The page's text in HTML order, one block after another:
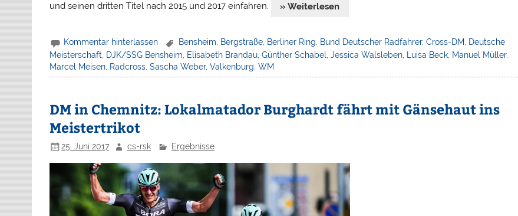
und seinen dritten Titel nach 2015 und 2017 einfahren. » Weiterlesen
Kommentar hinterlassen Bensheim, Bergstraße, Berliner Ring, Bund Deutscher Radfahrer, Cross-DM, Deutsche
Meisterschaft
DJK/SSG Bensheim Elisabeth Brandau ,Günther Schabel ,Jessica Walsleben Luisa Beck Manuel Müller,
Marcel Meisen Radcross ,Sascha Weber,Valkenburg ,WM
DM in Chemnitz: Lokalmatador Burghardt fährt mit Gänsehaut ins
Meistertrikot
25. Juni 2017 cs-rsk Ergebnisse